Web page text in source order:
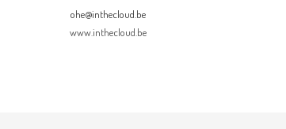
ohe@inthecloud.be
www.inthecloud.be